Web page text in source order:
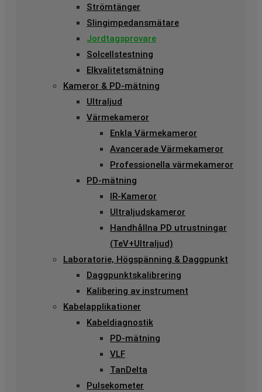
Strömtänger
Slingimpedansmätare
Jordtagsprovare
Solcellstestning
Elkvalitetsmätning
Kameror & PD-mätning
Ultraljud
Värmekameror
Enkla Värmekameror
Avancerade Värmekameror
Professionella värmekameror
PD-mätning
IR-Kameror
Ultraljudskameror
Handhållna PD utrustningar
(TeV+Ultraljud)
Laboratorie, Högspänning & Daggpunkt
Daggpunktskalibrering
Kalibering av instrument
Kabelapplikationer
Kabeldiagnostik
PD-mätning
VLF
TanDelta
Pulsekometer